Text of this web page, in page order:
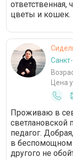
ответственная,
цветы и кошек.
Цена
Проживаю в
педагог.
в беспомощном
другого не